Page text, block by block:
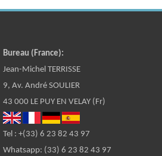
Bureau (France):
Jean-Michel TERRISSE
9, Av. André SOULIER
43 000 LE PUY EN VELAY (Fr)
Tel : +(33) 6 23 82 43 97
Whatsapp: (33) 6 23 82 43 97